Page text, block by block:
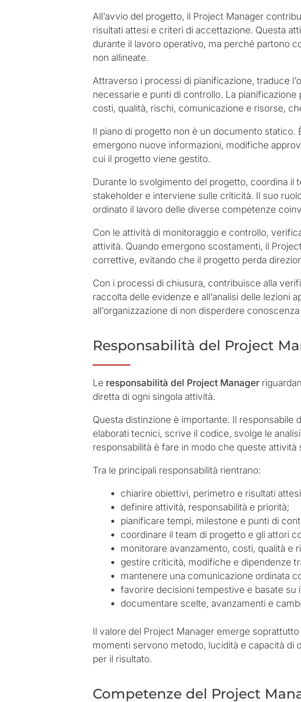
All’avvio del progetto, il Project Manager
risultati attesi e criteri di accettazione. Questa
durante il lavoro operativo, ma perché partono
non allineate.
Attraverso i processi di pianificazione, traduce
necessarie e punti di controllo. La
costi, qualità, rischi, comunicazione e risorse,
Il piano di progetto non è un documento
emergono nuove informazioni, modifiche
cui il progetto viene gestito.
Durante lo svolgimento del progetto, coordina
stakeholder e interviene sulle criticità. Il suo
ordinato il lavoro delle diverse competenze
Con le attività di monitoraggio e controllo,
attività. Quando emergono scostamenti, il
correttive, evitando che il progetto perda
Con i processi di chiusura, contribuisce alla
raccolta delle evidenze e all’analisi delle lezioni
all’organizzazione di non disperdere
Responsabilità del Project
Le responsabilità del Project Manager
diretta di ogni singola attività.
Questa distinzione è importante. Il
elaborati tecnici, scrive il codice, svolge le
responsabilità è fare in modo che queste
Tra le principali responsabilità rientrano:
chiarire obiettivi, perimetro e risultati
definire attività, responsabilità e priorità;
pianificare tempi, milestone e punti di
coordinare il team di progetto e gli attori
monitorare avanzamento, costi, qualità e
gestire criticità, modifiche e dipendenze
mantenere una comunicazione ordinata
favorire decisioni tempestive e basate su
documentare scelte, avanzamenti e
Il valore del Project Manager emerge
momenti servono metodo, lucidità e capacità
per il risultato.
Competenze del Project